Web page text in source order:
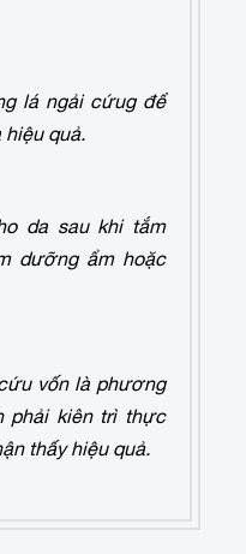
lá ngải cứug để
hiệu quả.
da sau khi tắm
dưỡng ẩm hoặc
vốn là phương
phải kiên trì thực
thấy hiệu quả.